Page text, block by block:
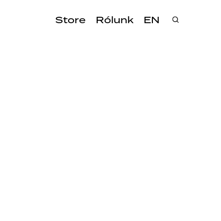
Store Rólunk EN